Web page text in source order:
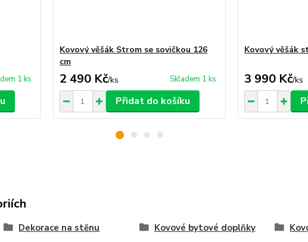
1 ks
Kovový věšák Strom se sovičkou 126
cm
2 490 Kč/ks Skladem 1 ks
Přidat do košíku
Kovový věšák
3 990 Kč/ks
Dekorace na stěnu Kovové bytové doplňky